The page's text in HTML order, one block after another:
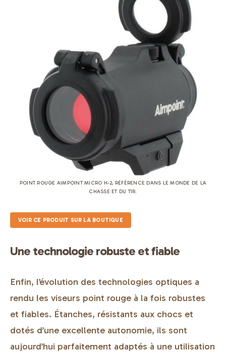
POINT ROUGE AIMPOINT MICRO H-2, RÉFÉRENCE DANS LE MONDE DE LA
CHASSE ET DU TIR.
VOIR CE PRODUIT SUR LA BOUTIQUE
Une technologie robuste et fiable
Enfin, l’évolution des technologies optiques a
rendu les viseurs point rouge à la fois robustes
et fiables. Étanches, résistants aux chocs et
dotés d’une excellente autonomie, ils sont
aujourd’hui parfaitement adaptés à une utilisation